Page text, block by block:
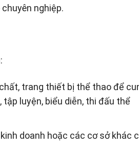
nghiệp.
trang thiết bị thể thao để
luyện, biểu diễn, thi đấu thể
doanh hoặc các cơ sở khác